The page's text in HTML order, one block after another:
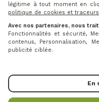
DAILY SPORTS - PULL ANNA
HALF NECK BLUE HERON
légitime à tout moment en
politique de cookies et traceurs
Avec nos partenaires, nous
Fonctionnalités et sécurité,
contenus, Personnalisation,
publicité ciblée.
En